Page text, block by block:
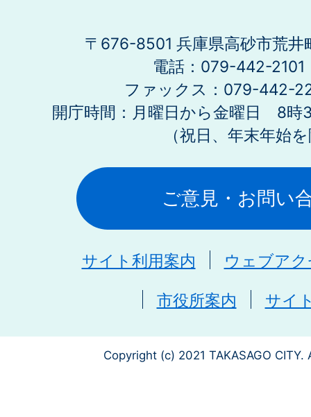
〒676-8501 兵庫県高砂市荒井
電話：079-442-2101
ファックス：079-442-
開庁時間：月曜日から金曜日 8時
（祝日、年末年始
ご意見・お問い
サイト利用案内 ウェブア
市役所案内 サイ
Copyright (c) 2021 TAKASAGO CITY.